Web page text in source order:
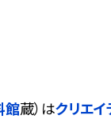
館蔵）はクリエイ